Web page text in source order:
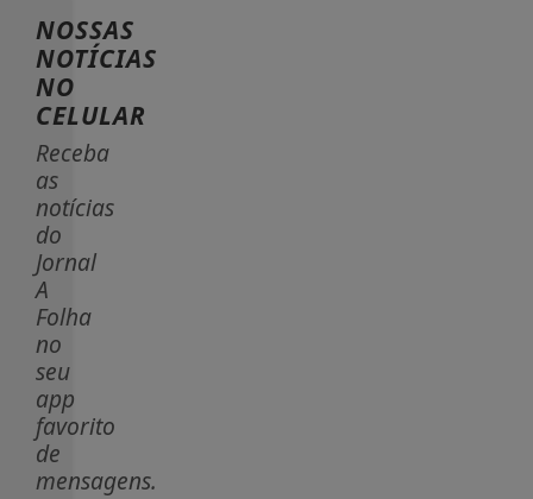
NOSSAS
NOTÍCIAS
NO
CELULAR
Receba
as
notícias
do
Jornal
A
Folha
no
seu
app
favorito
de
mensagens.